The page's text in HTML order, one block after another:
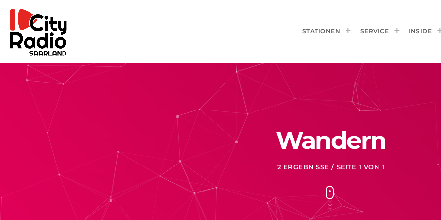
STATIONEN SERVICE INSIDE
Wandern
2 ERGEBNISSE / SEITE 1 VON 1